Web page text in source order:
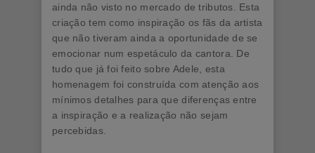
ainda não visto no mercado de tributos. Esta
criação tem como inspiração os fãs da artista
que não tiveram ainda a oportunidade de se
emocionar num espetáculo da cantora. De
tudo que já foi feito sobre Adele, esta
homenagem foi construída com atenção aos
mínimos detalhes para que diferenças entre
a inspiração e a realização não sejam
percebidas.